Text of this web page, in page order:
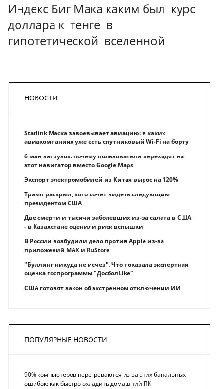
Индекс Биг Мака каким был курс
доллара к тенге в
гипотетической вселенной
НОВОСТИ
Starlink Маска завоевывает авиацию: в каких
авиакомпаниях уже есть спутниковый Wi-Fi на борту
6 млн загрузок: почему пользователи переходят на
этот навигатор вместо Google Maps
Экспорт электромобилей из Китая вырос на 120%
Трамп раскрыл, кого хочет видеть следующим
президентом США
Две смерти и тысячи заболевших из-за салата в США
- в Казахстане оценили риск вспышки
В России возбудили дело против Apple из-за
приложений MAX и RuStore
"Буллинг никуда не исчез". Что показала экспертная
оценка госпрограммы "ДосболLike"
США готовят закон об экстренном отключении ИИ
ПОПУЛЯРНЫЕ НОВОСТИ
90% компьютеров перегреваются из-за этих банальных
ошибок: как быстро охладить домашний ПК